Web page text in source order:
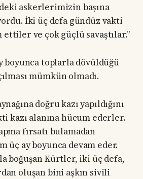
askerlerimizin başına
İki üç defa gündüz vakti
ve çok güçlü savaştılar.”
boyunca toplarla dövüldüğü
mümkün olmadı.
doğru kazı yapıldığını
kazı alanına hücum ederler.
fırsatı bulamadan
üç ay boyunca devam eder.
boğuşan Kürtler, iki üç defa,
oluşan bini aşkın sivili